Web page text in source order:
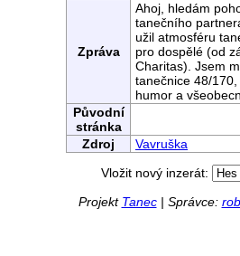
Zpráva
Ahoj, hledám
tanečního
užil atmosféru
pro dospělé (od
Charitas). Jsem
tanečnice 48/
humor a
Původní
stránka
Zdroj
Vavruška
Vložit nový inzerát:
Projekt Tanec| Správce: